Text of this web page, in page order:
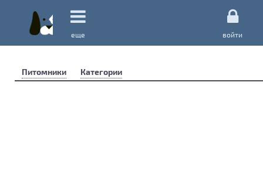
еще войти
Питомники Категории